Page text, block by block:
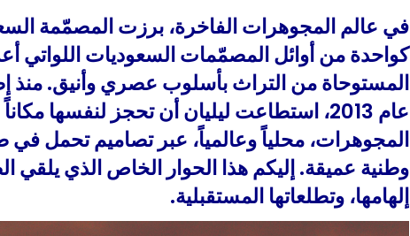
في عالم المجوهرات الفاخرة، برزت المصمّمة
كواحدة من أوائل المصمّمات السعوديات اللواتي
المستوحاة من التراث بأسلوب عصري وأنيق. منذ
عام 2013، استطاعت ليليان أن تحجز لنفسها
المجوهرات، محلياً وعالمياً، عبر تصاميم تحمل في
وطنية عميقة. إليكم هذا الحوار الخاص الذي يلقي
إلهامها، وتطلعاتها المستقبلية.